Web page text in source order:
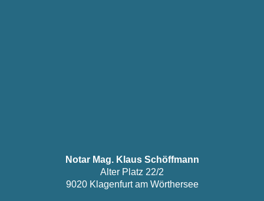
Notar Mag. Klaus Schöffmann
Alter Platz 22/2
9020 Klagenfurt am Wörthersee